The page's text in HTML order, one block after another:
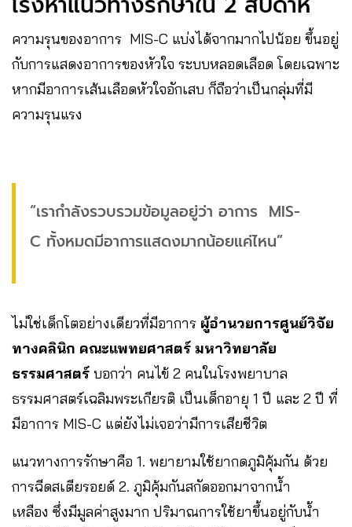
ความรุนของอาการ MIS-C แบ่งได้จากมากไปน้อย ขึ้นอยู่
กับการแสดงอาการของหัวใจ ระบบหลอดเลือด โดยเฉพาะ
หากมีอาการเส้นเลือดหัวใจอักเสบ ก็ถือว่าเป็นกลุ่มที่มี
ความรุนแรง
“เรากำลังรวบรวมข้อมูลอยู่ว่า อาการ MIS-
C ทั้งหมดมีอาการแสดงมากน้อยแค่ไหน”
ไม่ใช่เด็กโตอย่างเดียวที่มีอาการ ผู้อำนวยการศูนย์วิจัย
ทางคลินิก คณะแพทยศาสตร์ มหาวิทยาลัย
ธรรมศาสตร์ บอกว่า คนไข้ 2 คนในโรงพยาบาล
ธรรมศาสตร์เฉลิมพระเกียรติ เป็นเด็กอายุ 1 ปี และ 2 ปี ที่
มีอาการ MIS-C แต่ยังไม่เจอว่ามีการเสียชีวิต
แนวทางการรักษาคือ 1. พยายามใช้ยากดภูมิคุ้มกัน ด้วย
การฉีดสเตียรอยด์ 2. ภูมิคุ้มกันสกัดออกมาจากน้ำ
เหลือง ซึ่งมีมูลค่าสูงมาก ปริมาณการใช้ยาขึ้นอยู่กับน้ำ